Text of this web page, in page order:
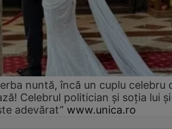
nuntă, încă un cuplu celebru
Celebrul politician și soția lui
adevărat” www.unica.ro